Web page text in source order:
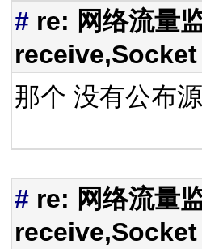
# re: 网络流量
那个 没有公布
# re: 网络流量